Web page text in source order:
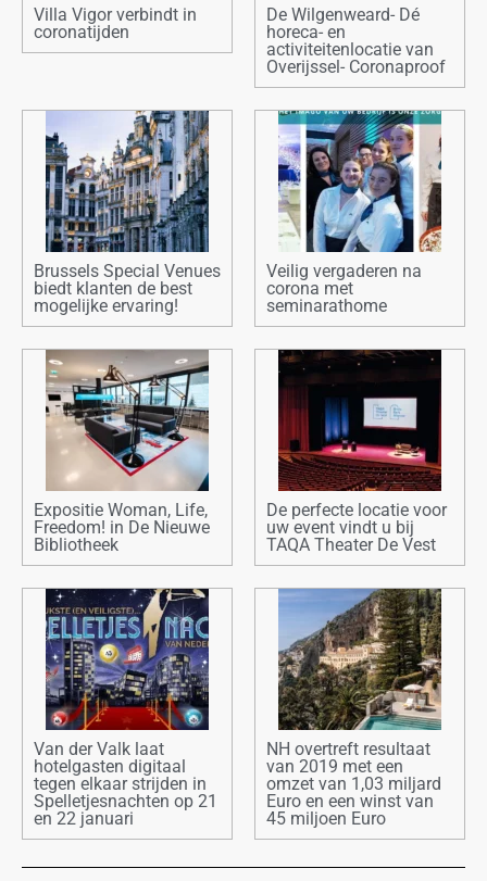
Villa Vigor verbindt in
coronatijden
De Wilgenweard- Dé
horeca- en
activiteitenlocatie van
Overijssel- Coronaproof
Brussels Special Venues
biedt klanten de best
mogelijke ervaring!
Veilig vergaderen na
corona met
seminarathome
Expositie Woman, Life,
Freedom! in De Nieuwe
Bibliotheek
De perfecte locatie voor
uw event vindt u bij
TAQA Theater De Vest
Van der Valk laat
hotelgasten digitaal
tegen elkaar strijden in
Spelletjesnachten op 21
en 22 januari
NH overtreft resultaat
van 2019 met een
omzet van 1,03 miljard
Euro en een winst van
45 miljoen Euro